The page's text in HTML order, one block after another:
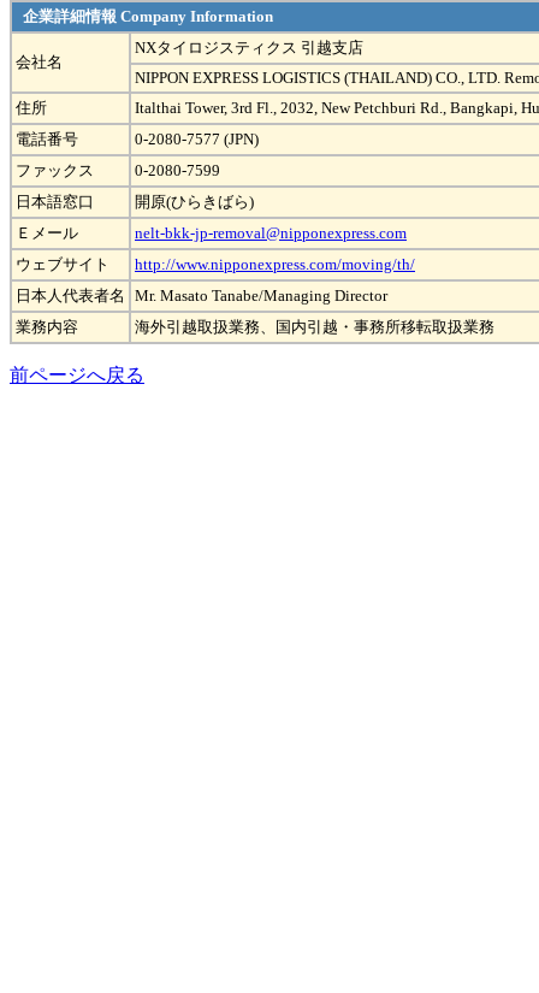
企業詳細情報 Company Information
会社名
NXタイロジスティクス 引越支店
NIPPON EXPRESS LOGISTICS (THAILAND) CO., LTD.
住所
Italthai Tower, 3rd Fl., 2032, New Petchburi Rd., Bangkapi,
電話番号
0-2080-7577 (JPN)
ファックス
0-2080-7599
日本語窓口
開原(ひらきばら)
Ｅメール
nelt-bkk-jp-removal@nipponexpress.com
ウェブサイト
http://www.nipponexpress.com/moving/th/
日本人代表者名
Mr. Masato Tanabe/Managing Director
業務内容
海外引越取扱業務、国内引越・事務所移転取扱業務
前ページへ戻る